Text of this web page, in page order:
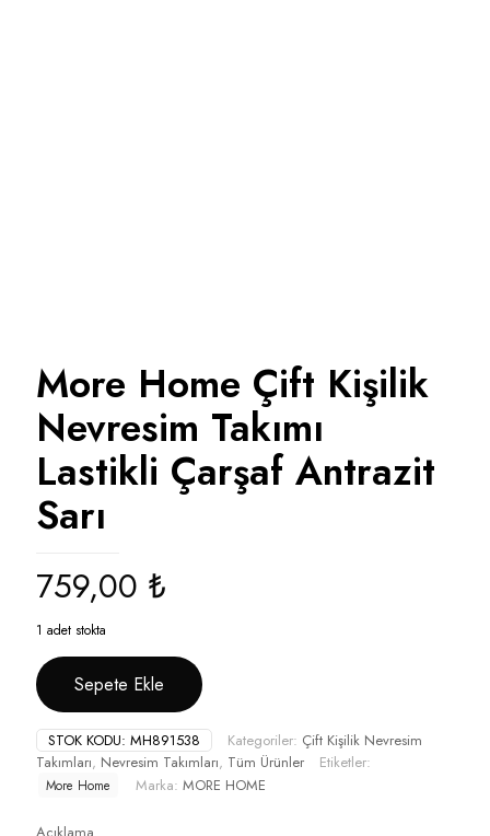
More Home Çift Kişilik
Nevresim Takımı
Lastikli Çarşaf Antrazit
Sarı
759,00 ₺
1 adet stokta
Sepete Ekle
STOK KODU: MH891538 Kategoriler: Çift Kişilik Nevresim
Takımları, Nevresim Takımları, Tüm Ürünler Etiketler:
More Home Marka: MORE HOME